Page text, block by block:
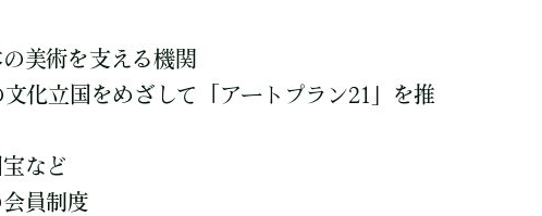
美術を支える機関
化立国をめざして「アートプラン21」を推
など
員制度